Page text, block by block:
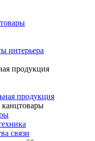
интерьера
продукция
продукция
связи